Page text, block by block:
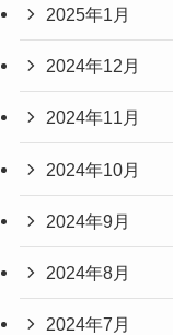
2025年1月
2024年12月
2024年11月
2024年10月
2024年9月
2024年8月
2024年7月